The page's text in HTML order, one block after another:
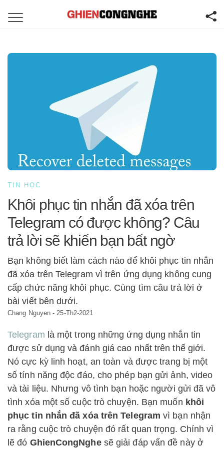
TIN HỌC
Khôi phục tin nhắn đã xóa trên
Telegram có được không? Câu
trả lời sẽ khiến bạn bất ngờ
Bạn không biết làm cách nào để khôi phục tin nhắn
đã xóa trên Telegram vì trên ứng dụng không cung
cấp chức năng khôi phục. Cùng tìm câu trả lời ở
bài viết bên dưới.
Chang Nguyen - 25-Th2-2021
Telegram là một trong những ứng dụng nhắn tin
được sử dụng và đánh giá cao nhất trên thế giới.
Nó cực kỳ linh hoạt, an toàn và được trang bị một
số tính năng độc đáo, cho phép bạn gửi ảnh, video
và tài liệu. Nhưng vô tình bạn hoặc người gửi đã vô
tình xóa một số cuộc trò chuyện. Bạn muốn khôi
phục tin nhắn đã xóa trên Telegram vì bạn nhận
ra rằng cuộc trò chuyện đó rất quan trọng. Chính vì
lẽ đó GhienCongNghesẽ giải đáp vấn đề này ở